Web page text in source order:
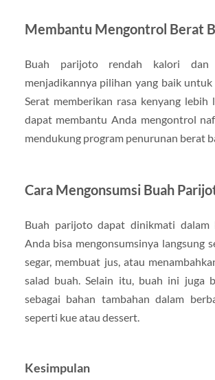
Membantu Mengontrol Berat
Buah parijoto rendah kalori dan
menjadikannya pilihan yang baik untuk
Serat memberikan rasa kenyang lebih
dapat membantu Anda mengontrol
mendukung program penurunan berat
Cara Mengonsumsi Buah
Buah parijoto dapat dinikmati dalam
Anda bisa mengonsumsinya langsung
segar, membuat jus, atau
salad buah. Selain itu, buah ini juga
sebagai bahan tambahan dalam
seperti kue atau dessert.
Kesimpulan